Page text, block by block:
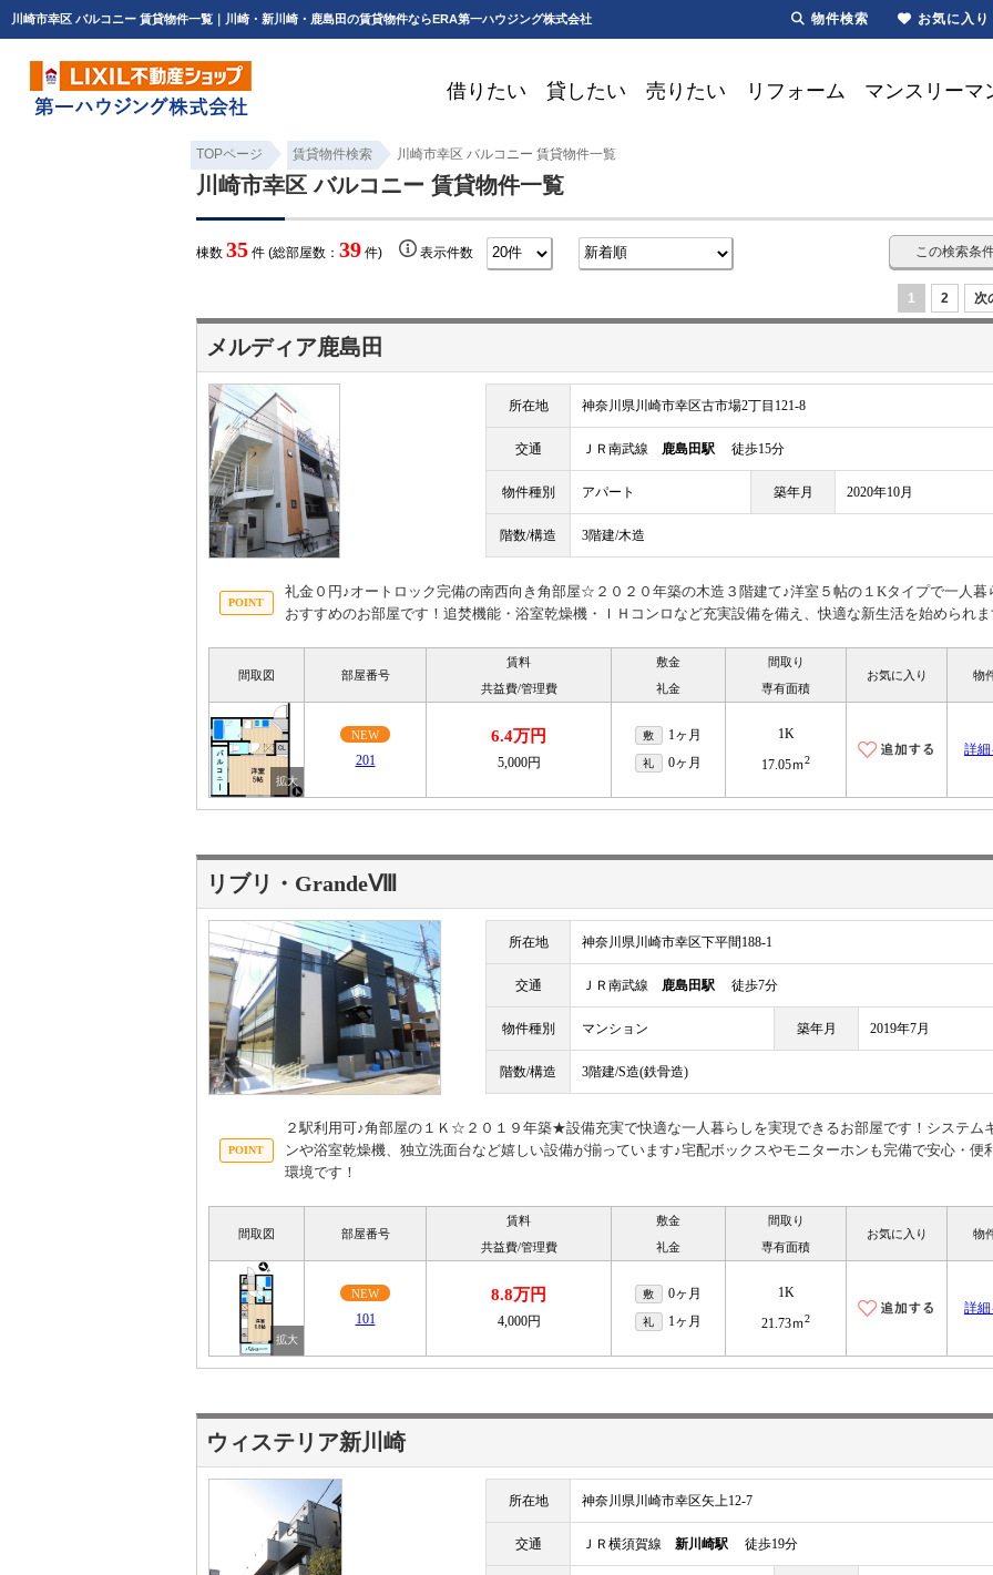
川崎市幸区 バルコニー 賃貸物件一覧｜川崎・新川崎・鹿島田の賃貸物件ならERA第一ハウジング株式会社
借りたい 貸したい 売りたい リフォーム マンスリーマ
TOPページ 賃貸物件検索 川崎市幸区 バルコニー 賃貸物件一覧
川崎市幸区 バルコニー 賃貸物件一覧
棟数 35 件 (総部屋数： 39 件) 表示件数 この検索条
1 2 次
メルディア鹿島田
所在地 神奈川県川崎市幸区古市場2丁目121-8
交通 ＪＲ南武線 鹿島田駅 徒歩15分
物件種別 アパート 築年月 2020年10月
階数/構造 3階建/木造
礼金０円♪オートロック完備の南西向き角部屋☆２０２０年築の木造３階建て♪洋室５帖の１Kタイプで一人暮
おすすめのお部屋です！追焚機能・浴室乾燥機・ＩＨコンロなど充実設備を備え、快適な新生活を始められ
間取図 部屋番号
賃料
共益費/管理費
敷金
礼金
間取り
専有面積
お気に入り 物
NEW
201
6.4万円
5,000円
敷 1ヶ月
礼 0ヶ月
1K
17.05ｍ2
詳細
リブリ・GrandeⅧ
所在地 神奈川県川崎市幸区下平間188-1
交通 ＪＲ南武線 鹿島田駅 徒歩7分
物件種別 マンション 築年月 2019年7月
階数/構造 3階建/S造(鉄骨造)
２駅利用可♪角部屋の１Ｋ☆２０１９年築★設備充実で快適な一人暮らしを実現できるお部屋です！システム
ンや浴室乾燥機、独立洗面台など嬉しい設備が揃っています♪宅配ボックスやモニターホンも完備で安心・便
環境です！
間取図 部屋番号
賃料
共益費/管理費
敷金
礼金
間取り
専有面積
お気に入り 物
NEW
101
8.8万円
4,000円
敷 0ヶ月
礼 1ヶ月
1K
21.73ｍ2
詳細
ウィステリア新川崎
所在地 神奈川県川崎市幸区矢上12-7
交通 ＪＲ横須賀線 新川崎駅 徒歩19分
物件検索 お気に入り